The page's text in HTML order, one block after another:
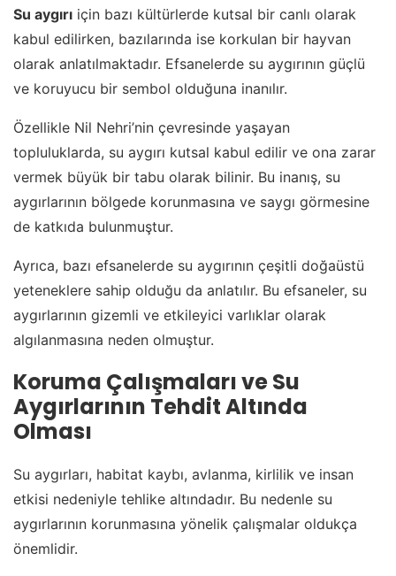
Su aygırı için bazı kültürlerde kutsal bir canlı olarak
kabul edilirken, bazılarında ise korkulan bir hayvan
olarak anlatılmaktadır. Efsanelerde su aygırının güçlü
ve koruyucu bir sembol olduğuna inanılır.
Özellikle Nil Nehri’nin çevresinde yaşayan
topluluklarda, su aygırı kutsal kabul edilir ve ona zarar
vermek büyük bir tabu olarak bilinir. Bu inanış, su
aygırlarının bölgede korunmasına ve saygı görmesine
de katkıda bulunmuştur.
Ayrıca, bazı efsanelerde su aygırının çeşitli doğaüstü
yeteneklere sahip olduğu da anlatılır. Bu efsaneler, su
aygırlarının gizemli ve etkileyici varlıklar olarak
algılanmasına neden olmuştur.
Koruma Çalışmaları ve Su
Aygırlarının Tehdit Altında
Olması
Su aygırları, habitat kaybı, avlanma, kirlilik ve insan
etkisi nedeniyle tehlike altındadır. Bu nedenle su
aygırlarının korunmasına yönelik çalışmalar oldukça
önemlidir.